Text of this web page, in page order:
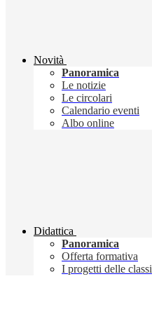
Novità
Panoramica
Le notizie
Le circolari
Calendario eventi
Albo online
Didattica
Panoramica
Offerta formativa
I progetti delle classi